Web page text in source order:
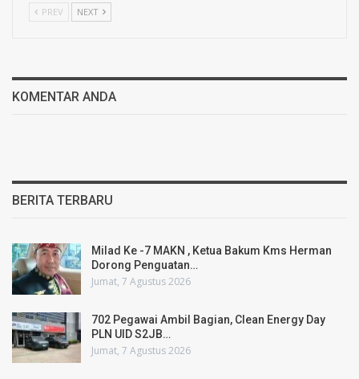
PREV NEXT
KOMENTAR ANDA
BERITA TERBARU
Milad Ke -7 MAKN , Ketua Bakum Kms Herman
Dorong Penguatan…
Jumat, 7 Agustus 2026
702 Pegawai Ambil Bagian, Clean Energy Day
PLN UID S2JB…
Jumat, 7 Agustus 2026